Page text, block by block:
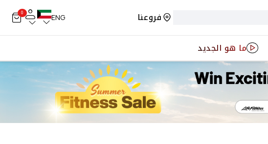
فروعنا ENG
0
ما هو الجديد